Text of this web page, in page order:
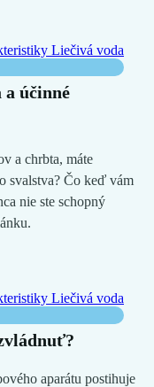
účinné
a chrbta, máte
svalstva? Čo keď vám
nie ste schopný
Liečivá voda
aparátu postihuje
Liečivá voda